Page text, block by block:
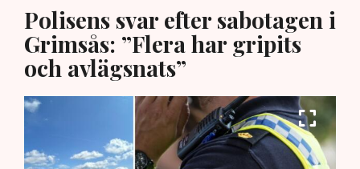
Polisens svar efter sabotagen i
Grimsås: ”Flera har gripits
och avlägsnats”